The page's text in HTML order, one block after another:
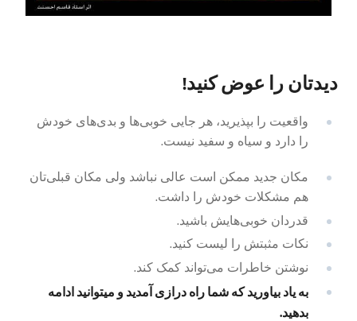
دیدتان را عوض کنید!
واقعیت را بپذیرید، هر جایی خوبی‌ها و بدی‌های خودش
را دارد و سیاه و سفید نیست.
مکان جدید ممکن است عالی نباشد ولی مکان قبلی‌تان
هم مشکلات خودش را داشت.
قدردان خوبی‌هایش باشید.
نکات مثبتش را لیست کنید.
نوشتن خاطرات می‌تواند کمک کند.
به‌ یاد بیاورید که شما راه درازی آمدید و میتوانید ادامه
بدهید.